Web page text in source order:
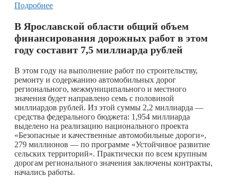
Подробнее
В Ярославской области общий объем
финансирования дорожных работ в этом
году составит 7,5 миллиарда рублей
​В этом году на выполнение работ по строительству,
ремонту и содержанию автомобильных дорог
регионального, межмуниципального и местного
значения будет направлено семь с половиной
миллиардов рублей. Из этой суммы 2,2 миллиарда —
средства федерального бюджета: 1,954 миллиарда
выделено на реализацию национального проекта
«Безопасные и качественные автомобильные дороги»,
279 миллионов — по программе «Устойчивое развитие
сельских территорий». Практически по всем крупным
дорогам регионального значения заключены контракты,
начались работы.